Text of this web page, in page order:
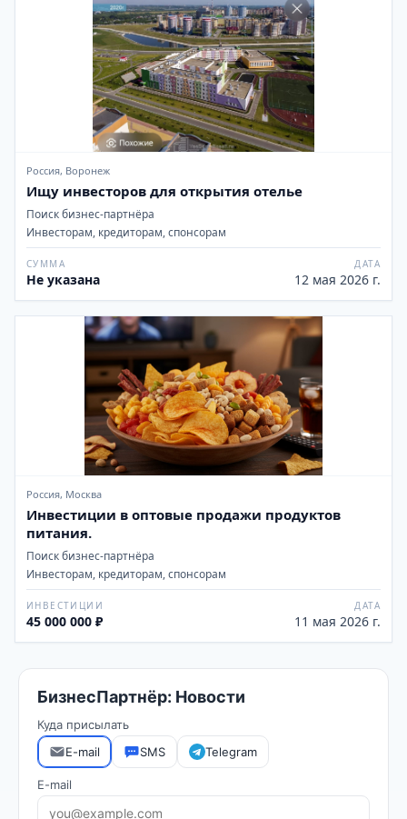
Россия, Воронеж
Ищу инвесторов для открытия отелье
Поиск бизнес-партнёра
Инвесторам, кредиторам, спонсорам
СУММА
Не указана
ДАТА
12 мая 2026 г.
Россия, Москва
Инвестиции в оптовые продажи продуктов
питания.
Поиск бизнес-партнёра
Инвесторам, кредиторам, спонсорам
ИНВЕСТИЦИИ
45 000 000 ₽
ДАТА
11 мая 2026 г.